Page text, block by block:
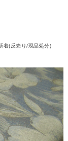
着(反売り/現品処分)